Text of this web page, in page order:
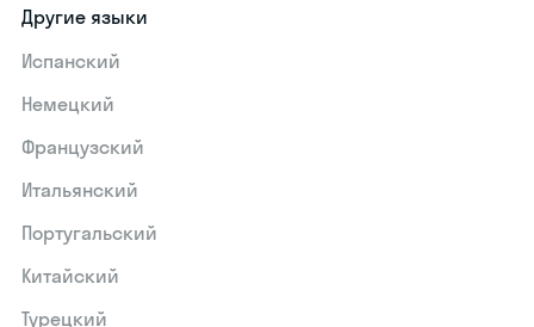
Другие языки
Испанский
Немецкий
Французский
Итальянский
Португальский
Китайский
Турецкий